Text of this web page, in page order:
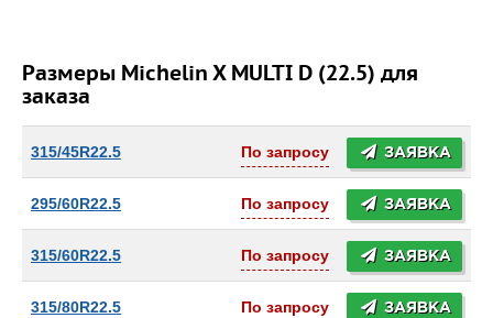
Размеры Michelin X MULTI D (22.5) для
заказа
315/45R22.5 По запросу ЗАЯВКА
295/60R22.5 По запросу ЗАЯВКА
315/60R22.5 По запросу ЗАЯВКА
315/80R22.5 По запросу ЗАЯВКА